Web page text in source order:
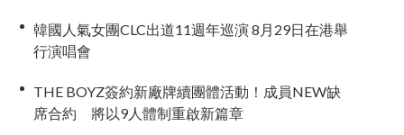
韓國人氣女團CLC出道11週年巡演 8月29日在港舉
行演唱會
THE BOYZ簽約新廠牌續團體活動！成員NEW缺
席合約 將以9人體制重啟新篇章